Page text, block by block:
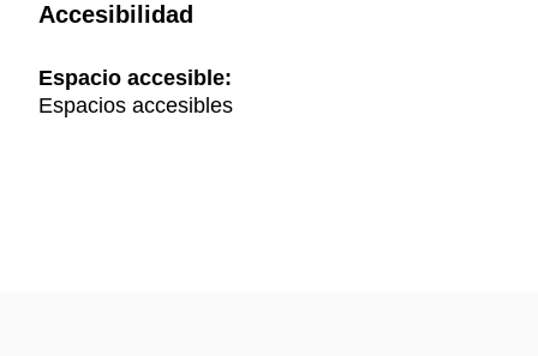
Accesibilidad
Espacio accesible:
Espacios accesibles